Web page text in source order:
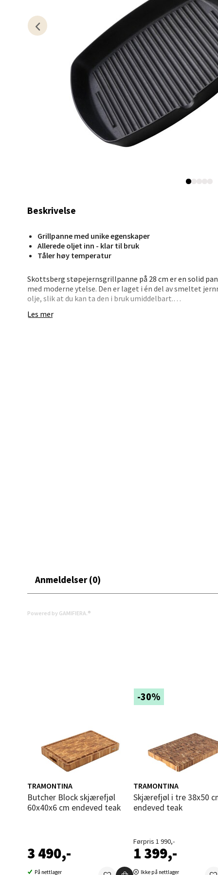
Beskrivelse
Grillpanne med unike egenskaper
Allerede oljet inn - klar til bruk
Tåler høy temperatur
Skottsberg støpejernsgrillpanne på 28 cm er en solid
med moderne ytelse. Den er laget i én del av smeltet
olje, slik at du kan ta den i bruk umiddelbart.
Pannen varmes gradvis opp, men holder godt på
Les mer
Anmeldelser (0)
Powered by GAMIFIERA.®
TRAMONTINA
Butcher Block skjærefjøl
60x40x6 cm endeved teak
3 490,-
På nettlager
-30%
TRAMONTINA
Skjærefjøl i tre 38x50 cm
endeved teak
Førpris 1 990,-
1 399,-
Ikke på nettlager
Åpent
0 i
Oslo
Åpent
Torget